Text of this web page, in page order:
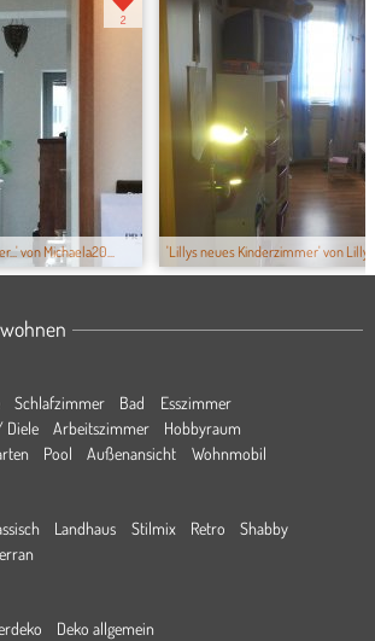
von Michaela20...
2
'Lillys neues Kinderzimmer' von
Schlafzimmer Bad
Esszimmer
Diele Arbeitszimmer
Hobbyraum
Pool Außenansicht Wohnmobil
Landhaus Stilmix Retro
Shabby
Deko allgemein